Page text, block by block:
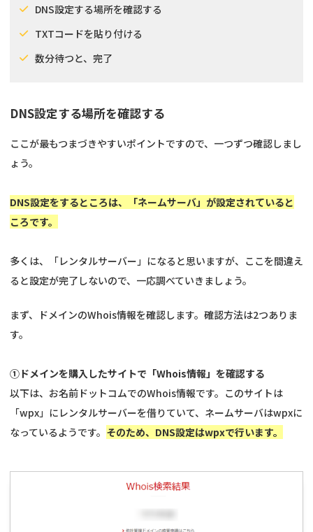
DNS設定する場所を確認する
TXTコードを貼り付ける
数分待つと、完了
DNS設定する場所を確認する
ここが最もつまづきやすいポイントですので、一つずつ確認しまし
ょう。
DNS設定をするところは、「ネームサーバ」が設定されていると
ころです。
多くは、「レンタルサーバー」になると思いますが、ここを間違え
ると設定が完了しないので、一応調べていきましょう。
まず、ドメインのWhois情報を確認します。確認方法は2つありま
す。
①ドメインを購入したサイトで「Whois情報」を確認する
以下は、お名前ドットコムでのWhois情報です。このサイトは
「wpx」にレンタルサーバーを借りていて、ネームサーバはwpxに
なっているようです。 そのため、DNS設定はwpxで行います。